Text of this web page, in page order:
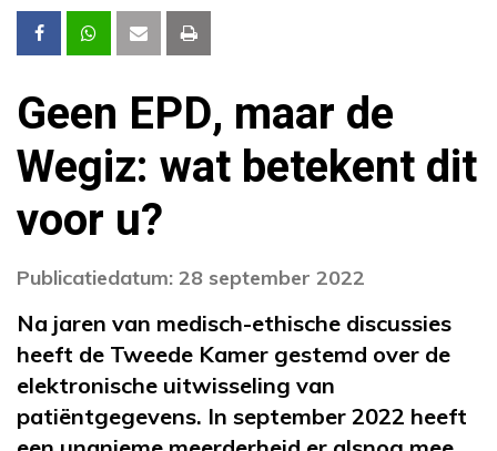
Geen EPD, maar de
Wegiz: wat betekent dit
voor u?
Publicatiedatum: 28 september 2022
Na jaren van medisch-ethische discussies
heeft de Tweede Kamer gestemd over de
elektronische uitwisseling van
patiëntgegevens. In september 2022 heeft